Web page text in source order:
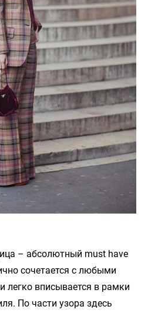
– абсолютный must have
сочетается с любыми
легко вписывается в рамки
По части узора здесь